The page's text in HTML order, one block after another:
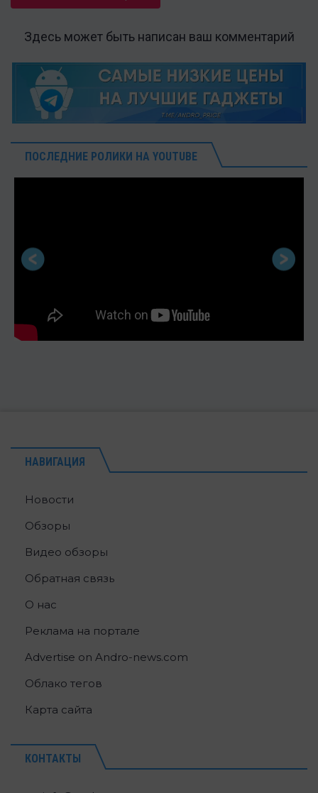
Здесь может быть написан ваш комментарий
ПОСЛЕДНИЕ РОЛИКИ НА YOUTUBE
НАВИГАЦИЯ
Новости
Обзоры
Видео обзоры
Обратная связь
О нас
Реклама на портале
Advertise on Andro-news.com
Облако тегов
Карта сайта
КОНТАКТЫ